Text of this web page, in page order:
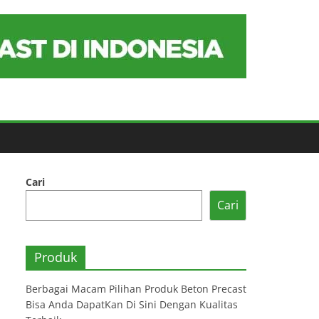
Cari
Cari
Produk
Berbagai Macam Pilihan Produk Beton Precast
Bisa Anda DapatKan Di Sini Dengan Kualitas